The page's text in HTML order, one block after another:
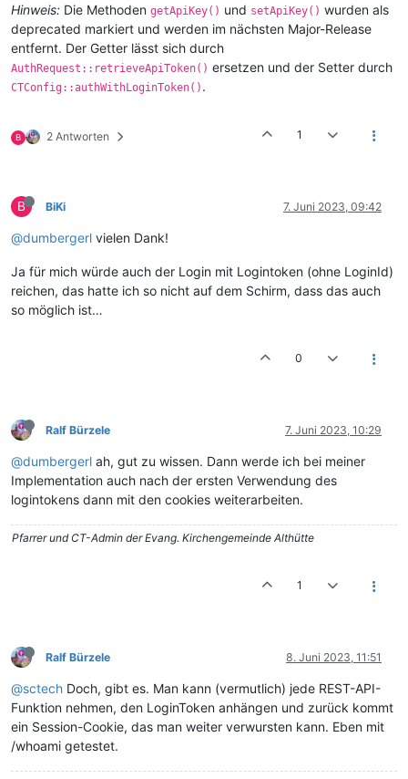
Hinweis: Die Methoden getApiKey() und setApiKey() wurden als
deprecated markiert und werden im nächsten Major-Release
entfernt. Der Getter lässt sich durch
AuthRequest::retrieveApiToken() ersetzen und der Setter durch
CTConfig::authWithLoginToken() .
B 2 Antworten 1
B BiKi 7. Juni 2023, 09:42
@dumbergerl vielen Dank!
Ja für mich würde auch der Login mit Logintoken (ohne LoginId)
reichen, das hatte ich so nicht auf dem Schirm, dass das auch
so möglich ist…
0
Ralf Bürzele 7. Juni 2023, 10:29
@dumbergerl ah, gut zu wissen. Dann werde ich bei meiner
Implementation auch nach der ersten Verwendung des
logintokens dann mit den cookies weiterarbeiten.
Pfarrer und CT-Admin der Evang. Kirchengemeinde Althütte
1
Ralf Bürzele 8. Juni 2023, 11:51
@sctech Doch, gibt es. Man kann (vermutlich) jede REST-API-
Funktion nehmen, den LoginToken anhängen und zurück kommt
ein Session-Cookie, das man weiter verwursten kann. Eben mit
/whoami getestet.